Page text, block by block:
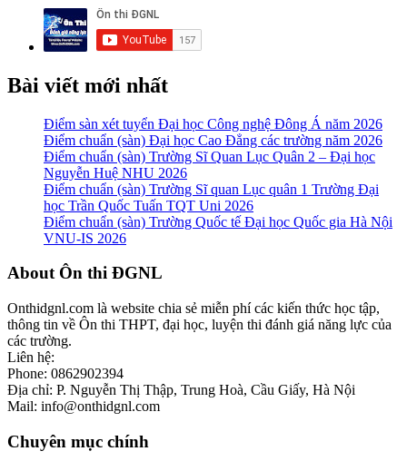
Bài viết mới nhất
Điểm sàn xét tuyển Đại học Công nghệ Đông Á năm 2026
Điểm chuẩn (sàn) Đại học Cao Đẳng các trường năm 2026
Điểm chuẩn (sàn) Trường Sĩ Quan Lục Quân 2 – Đại học
Nguyễn Huệ NHU 2026
Điểm chuẩn (sàn) Trường Sĩ quan Lục quân 1 Trường Đại
học Trần Quốc Tuấn TQT Uni 2026
Điểm chuẩn (sàn) Trường Quốc tế Đại học Quốc gia Hà Nội
VNU-IS 2026
Footer
About Ôn thi ĐGNL
Onthidgnl.com là website chia sẻ miễn phí các kiến thức học tập,
thông tin về Ôn thi THPT, đại học, luyện thi đánh giá năng lực của
các trường.
Liên hệ:
Phone: 0862902394
Địa chỉ: P. Nguyễn Thị Thập, Trung Hoà, Cầu Giấy, Hà Nội
Mail: info@onthidgnl.com
Chuyên mục chính